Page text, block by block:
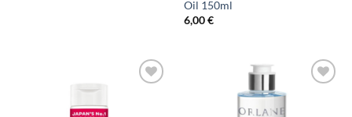
Oil 150ml
6,00€